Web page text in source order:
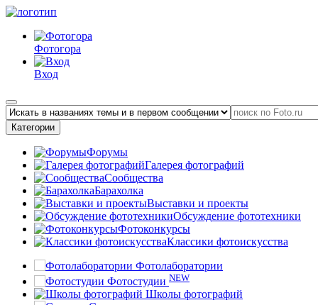
Фотогора
Вход
Категории
Форумы
Галерея фотографий
Сообщества
Барахолка
Выставки и проекты
Обсуждение фототехники
Фотоконкурсы
Классики фотоискусства
Фотолаборатории
Фотостудии NEW
Школы фотографий